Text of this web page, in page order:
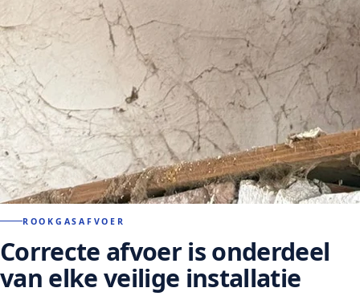
ROOKGASAFVOER
Correcte afvoer is onderdeel
van elkeveilige installatie